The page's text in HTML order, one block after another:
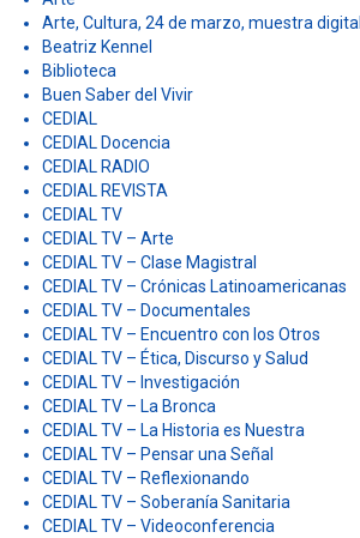
Arte, Cultura, 24 de marzo, muestra digital
Beatriz Kennel
Biblioteca
Buen Saber del Vivir
CEDIAL
CEDIAL Docencia
CEDIAL RADIO
CEDIAL REVISTA
CEDIAL TV
CEDIAL TV – Arte
CEDIAL TV – Clase Magistral
CEDIAL TV – Crónicas Latinoamericanas
CEDIAL TV – Documentales
CEDIAL TV – Encuentro con los Otros
CEDIAL TV – Ética, Discurso y Salud
CEDIAL TV – Investigación
CEDIAL TV – La Bronca
CEDIAL TV – La Historia es Nuestra
CEDIAL TV – Pensar una Señal
CEDIAL TV – Reflexionando
CEDIAL TV – Soberanía Sanitaria
CEDIAL TV – Videoconferencia